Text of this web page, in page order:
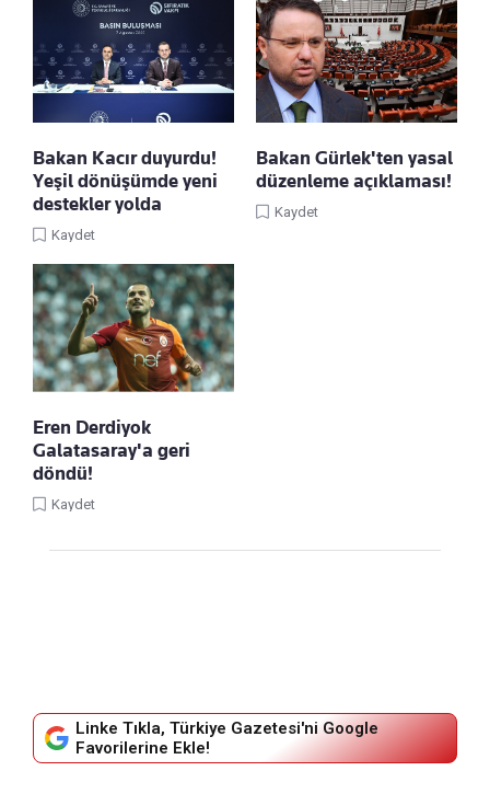
Bakan Kacır duyurdu!
Yeşil dönüşümde yeni
destekler yolda
Kaydet
Bakan Gürlek'ten yasal
düzenleme açıklaması!
Kaydet
Eren Derdiyok
Galatasaray'a geri
döndü!
Kaydet
Linke Tıkla, Türkiye Gazetesi'ni Google
Favorilerine Ekle!